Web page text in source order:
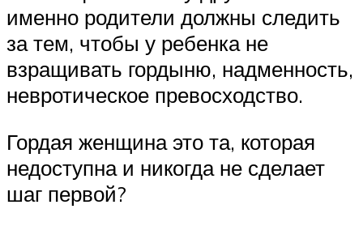
именно родители должны следить
за тем, чтобы у ребенка не
взращивать гордыню, надменность,
невротическое превосходство.
Гордая женщина это та, которая
недоступна и никогда не сделает
шаг первой?